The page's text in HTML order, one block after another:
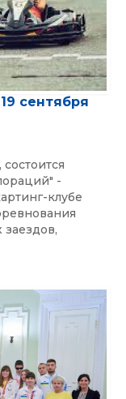
сентября
-
клубе
заездов,